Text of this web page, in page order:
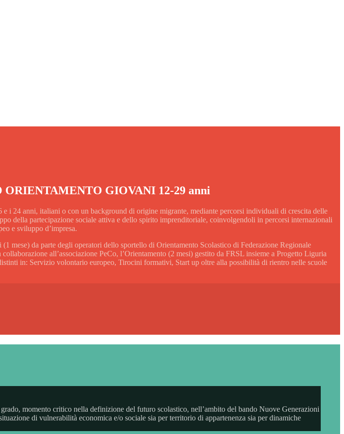
GIOVANI 12-29 anni
i 24 anni, italiani o con un background di origine migrante, mediante percorsi individuali di crescita delle
della partecipazione sociale attiva e dello spirito imprenditoriale, coinvolgendoli in percorsi internazionali
e sviluppo d’impresa.
mese) da parte degli operatori dello sportello di Orientamento Scolastico di Federazione Regionale
all’associazione PeCo, l’Orientamento (2 mesi) gestito da FRSL insieme a Progetto Liguria
in: Servizio volontario europeo, Tirocini formativi, Start up oltre alla possibilità di rientro nelle scuole
momento critico nella definizione del futuro scolastico, nell’ambito del bando Nuove Generazioni
di vulnerabilità economica e/o sociale sia per territorio di appartenenza sia per dinamiche